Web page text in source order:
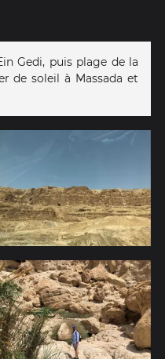
Gedi, puis plage de la
de soleil à Massada et